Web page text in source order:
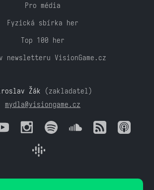
Pro média
Fyzická sbírka her
Top 100 her
newsletteru VisionGame.cz
Žák (zakladatel)
mydla@visiongame.cz